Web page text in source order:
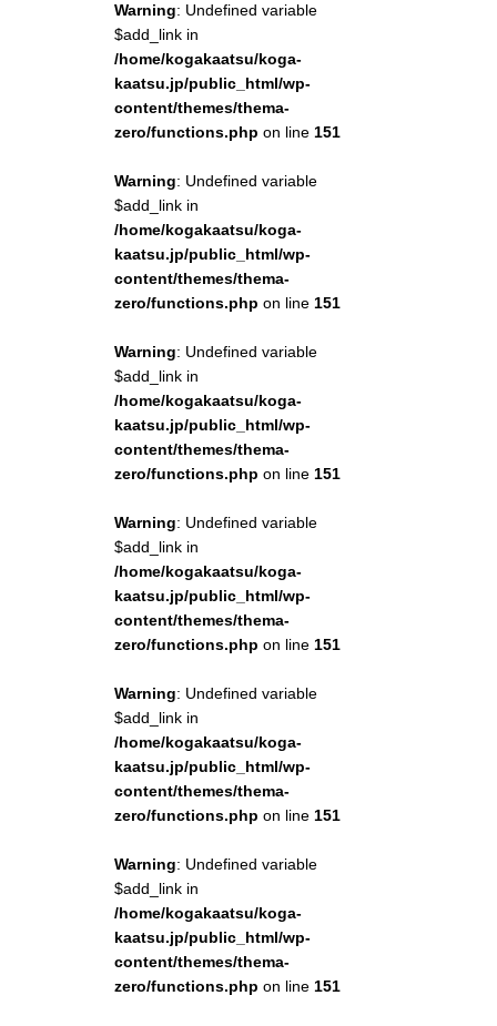
Warning: Undefined variable
$add_link in
/home/kogakaatsu/koga-
kaatsu.jp/public_html/wp-
content/themes/thema-
zero/functions.php on line 151
Warning: Undefined variable
$add_link in
/home/kogakaatsu/koga-
kaatsu.jp/public_html/wp-
content/themes/thema-
zero/functions.php on line 151
Warning: Undefined variable
$add_link in
/home/kogakaatsu/koga-
kaatsu.jp/public_html/wp-
content/themes/thema-
zero/functions.php on line 151
Warning: Undefined variable
$add_link in
/home/kogakaatsu/koga-
kaatsu.jp/public_html/wp-
content/themes/thema-
zero/functions.php on line 151
Warning: Undefined variable
$add_link in
/home/kogakaatsu/koga-
kaatsu.jp/public_html/wp-
content/themes/thema-
zero/functions.php on line 151
Warning: Undefined variable
$add_link in
/home/kogakaatsu/koga-
kaatsu.jp/public_html/wp-
content/themes/thema-
zero/functions.php on line 151